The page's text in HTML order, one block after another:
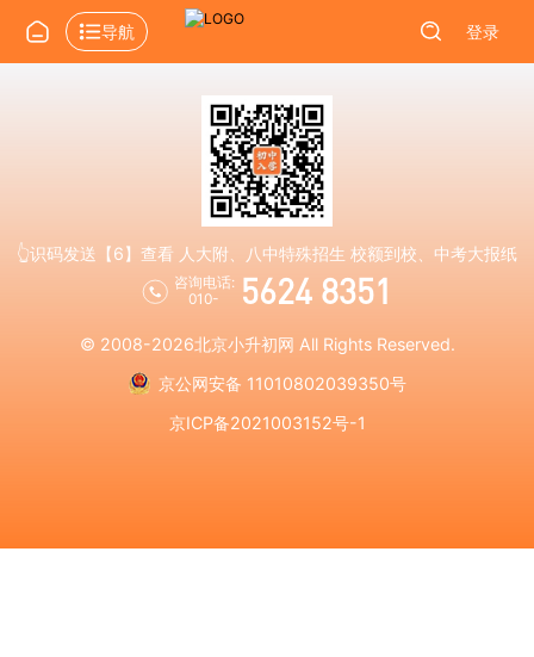
导航 登录
👆识码发送【6】查看 人大附、八中特殊招生 校额到校、中考大报纸
咨询电话:
010-
5624 8351
© 2008-2026北京小升初网 All Rights Reserved.
京公网安备 11010802039350号
京ICP备2021003152号-1